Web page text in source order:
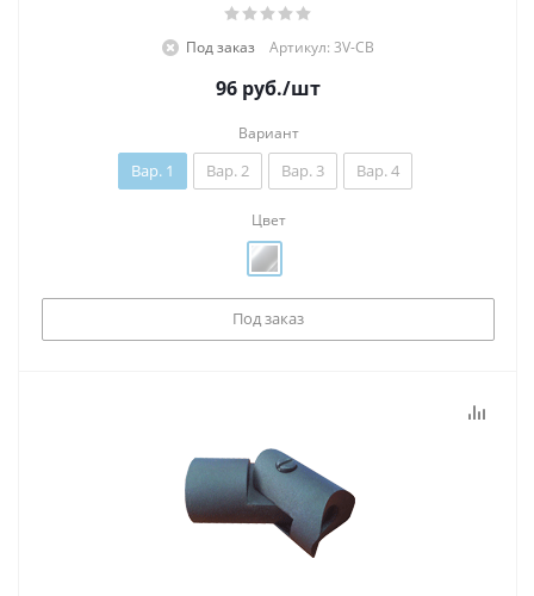
Под заказ Артикул: 3V-СВ
96 руб./шт
Вариант
Вар. 1 Вар. 2 Вар. 3 Вар. 4
Цвет
Под заказ